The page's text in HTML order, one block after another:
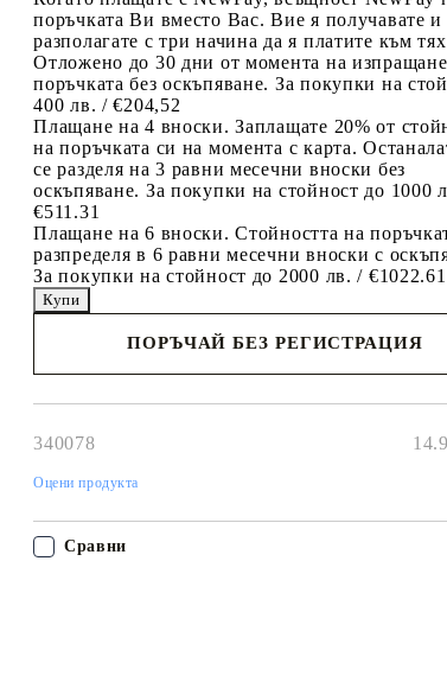
поръчката Ви вместо Вас. Вие я получавате и
разполагате с три начина да я платите към
Отложено до 30 дни от момента на
поръчката без оскъпяване. За покупки на
400 лв. / €204,52
Плащане на 4 вноски. Заплащате 20% от
на поръчката си на момента с карта.
се разделя на 3 равни месечни вноски без
оскъпяване. За покупки на стойност до 1000
€511.31
Плащане на 6 вноски. Стойността на
разпределя в 6 равни месечни вноски с
За покупки на стойност до 2000 лв. / €1022.61
ПОРЪЧАЙ БЕЗ РЕГИСТРАЦИЯ
340078
Оцени продукта
Сравни